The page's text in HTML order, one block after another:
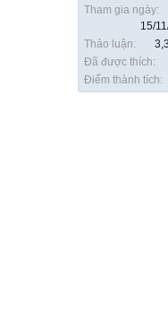
Tham gia ngày:
15/
Thảo luận:
Đã được thích:
Điểm thành tích: